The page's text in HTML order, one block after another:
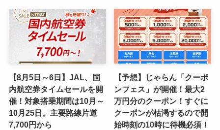
【8月5日～6日】JAL、国
内航空券タイムセールを開
催！対象搭乗期間は10月～
10月25日。主要路線片道
7,700円から
【予想】じゃらん「クーポ
ンフェス」が開催！最大2
万円分のクーポン！すぐに
クーポンが枯渇するので開
始時刻の10時に待機必須！